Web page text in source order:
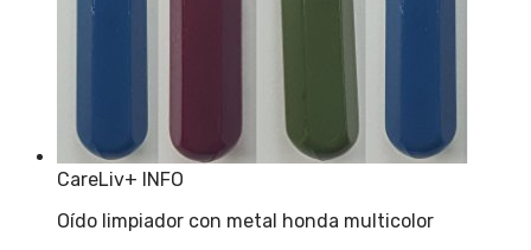
CareLiv+ INFO
Oído limpiador con metal honda multicolor